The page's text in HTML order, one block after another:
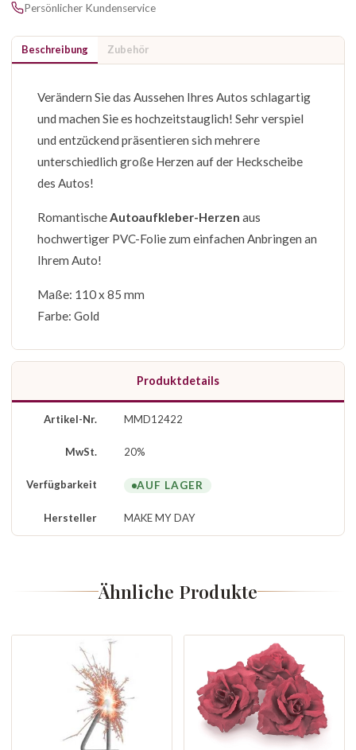
Persönlicher Kundenservice
Beschreibung Zubehör
Verändern Sie das Aussehen Ihres Autos schlagartig
und machen Sie es hochzeitstauglich! Sehr verspiel
und entzückend präsentieren sich mehrere
unterschiedlich große Herzen auf der Heckscheibe
des Autos!
Romantische Autoaufkleber-Herzen aus
hochwertiger PVC-Folie zum einfachen Anbringen an
Ihrem Auto!
Maße: 110 x 85 mm
Farbe: Gold
Produktdetails
Artikel-Nr. MMD12422
MwSt. 20%
Verfügbarkeit AUF LAGER
Hersteller MAKE MY DAY
Ähnliche Produkte